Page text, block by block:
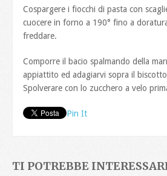
Cospargere i fiocchi di pasta con
cuocere in forno a 190° fino a
freddare.
Comporre il bacio spalmando della
appiattito ed adagiarvi sopra il
Spolverare con lo zucchero a velo
Pin It
TI POTREBBE